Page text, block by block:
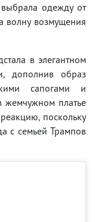
одежду от
волну возмущения
в элегантном
дополнив образ
сапогами и
жемчужном платье
поскольку
с семьей Трампов